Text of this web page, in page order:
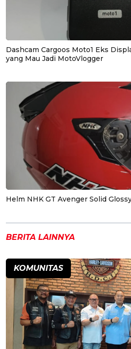
Dashcam Cargoos Moto1 Eks
yang Mau Jadi MotoVlogger
Helm NHK GT Avenger Solid
BERITA LAINNYA
KOMUNITAS